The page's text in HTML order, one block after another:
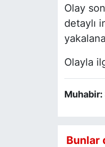
Olay
detaylı
Olayla
Muhabir:
Bunlar